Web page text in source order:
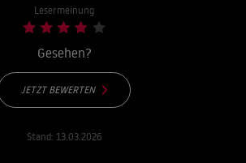
Lesermeinung
Gesehen?
JETZT BEWERTEN
Stand: 13.03.2026